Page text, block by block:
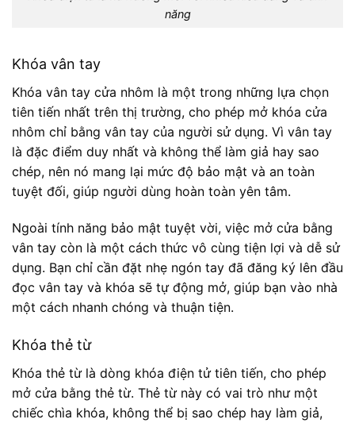
năng
Khóa vân tay
Khóa vân tay cửa nhôm là một trong những lựa chọn
tiên tiến nhất trên thị trường, cho phép mở khóa cửa
nhôm chỉ bằng vân tay của người sử dụng. Vì vân tay
là đặc điểm duy nhất và không thể làm giả hay sao
chép, nên nó mang lại mức độ bảo mật và an toàn
tuyệt đối, giúp người dùng hoàn toàn yên tâm.
Ngoài tính năng bảo mật tuyệt vời, việc mở cửa bằng
vân tay còn là một cách thức vô cùng tiện lợi và dễ sử
dụng. Bạn chỉ cần đặt nhẹ ngón tay đã đăng ký lên đầu
đọc vân tay và khóa sẽ tự động mở, giúp bạn vào nhà
một cách nhanh chóng và thuận tiện.
Khóa thẻ từ
Khóa thẻ từ là dòng khóa điện tử tiên tiến, cho phép
mở cửa bằng thẻ từ. Thẻ từ này có vai trò như một
chiếc chìa khóa, không thể bị sao chép hay làm giả,